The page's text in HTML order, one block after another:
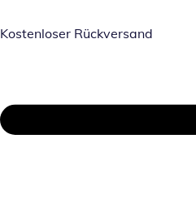
Kostenloser Rückversand